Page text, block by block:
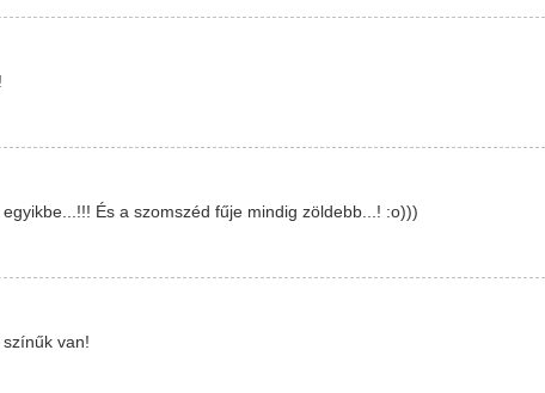
És a szomszéd fűje mindig zöldebb...! :o)))
van!